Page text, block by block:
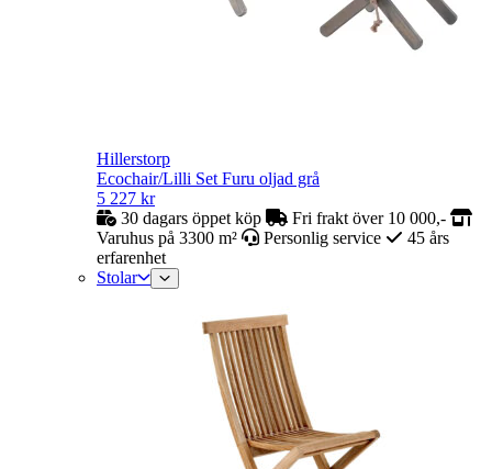
Hillerstorp
Ecochair/Lilli Set Furu oljad grå
5 227 kr
30 dagars öppet köp
Fri frakt över 10 000,-
Varuhus på 3300 m²
Personlig service
45 års
erfarenhet
Stolar